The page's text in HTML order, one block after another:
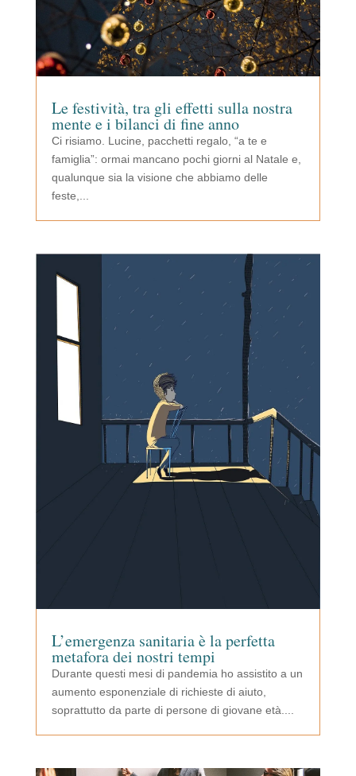
Le festività, tra gli effetti sulla nostra
mente e i bilanci di fine anno
Ci risiamo. Lucine, pacchetti regalo, “a te e
famiglia”: ormai mancano pochi giorni al Natale e,
qualunque sia la visione che abbiamo delle
feste,...
L’emergenza sanitaria è la perfetta
metafora dei nostri tempi
Durante questi mesi di pandemia ho assistito a un
aumento esponenziale di richieste di aiuto,
soprattutto da parte di persone di giovane età....